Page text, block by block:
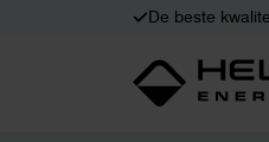
De beste